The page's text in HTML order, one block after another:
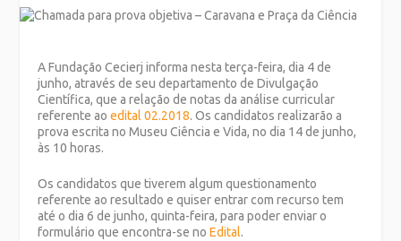
A Fundação Cecierj informa nesta terça-feira, dia 4 de
junho, através de seu departamento de Divulgação
Científica, que a relação de notas da análise curricular
referente aoedital 02.2018. Os candidatos realizarão a
prova escrita no Museu Ciência e Vida, no dia 14 de junho,
às 10 horas.
Os candidatos que tiverem algum questionamento
referente ao resultado e quiser entrar com recurso tem
até o dia 6 de junho, quinta-feira, para poder enviar o
formulário que encontra-se noEdital.